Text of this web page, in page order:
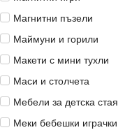
Магнитни пъзели
Маймуни и горили
Макети с мини тухли
Маси и столчета
Мебели за детска стая
Меки бебешки играчки